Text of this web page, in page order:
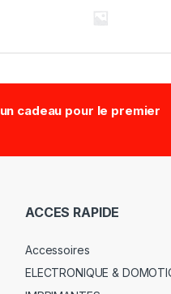
un cadeau pour le premier
ACCES RAPIDE
Accessoires
ELECTRONIQUE &